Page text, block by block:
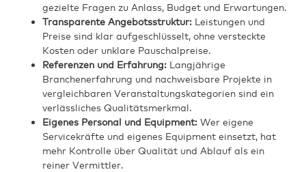
gezielte Fragen zu Anlass, Budget und Erwartungen.
Transparente Angebotsstruktur: Leistungen und
Preise sind klar aufgeschlüsselt, ohne versteckte
Kosten oder unklare Pauschalpreise.
Referenzen und Erfahrung: Langjährige
Branchenerfahrung und nachweisbare Projekte in
vergleichbaren Veranstaltungskategorien sind ein
verlässliches Qualitätsmerkmal.
Eigenes Personal und Equipment: Wer eigene
Servicekräfte und eigenes Equipment einsetzt, hat
mehr Kontrolle über Qualität und Ablauf als ein
reiner Vermittler.